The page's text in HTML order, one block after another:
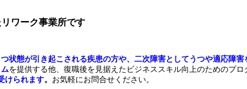
ワーク事業所です
状態が引き起こされる疾患の方や、二次障害としてうつや適応障
を提供する他、復職後を見据えたビジネススキル向上のためのプロ
られます。 お気軽にお問合せください。